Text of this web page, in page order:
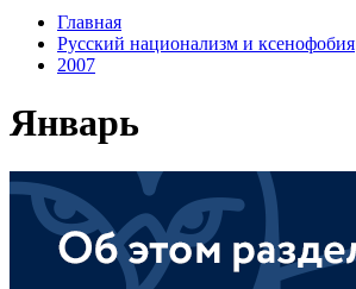
Главная
Русский национализм и ксенофобия
2007
Январь